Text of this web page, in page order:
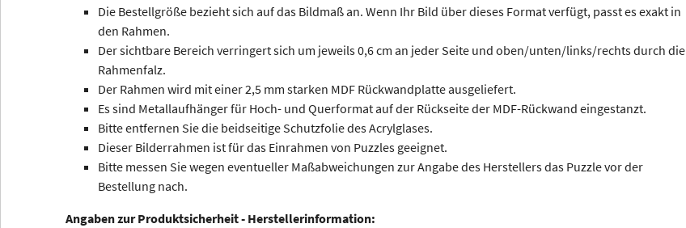
Die Bestellgröße bezieht sich auf das Bildmaß an. Wenn Ihr Bild über dieses Format verfügt, passt es exakt in
den Rahmen.
Der sichtbare Bereich verringert sich um jeweils 0,6 cm an jeder Seite und oben/unten/links/rechts durch die
Rahmenfalz.
Der Rahmen wird mit einer 2,5 mm starken MDF Rückwandplatte ausgeliefert.
Es sind Metallaufhänger für Hoch- und Querformat auf der Rückseite der MDF-Rückwand eingestanzt.
Bitte entfernen Sie die beidseitige Schutzfolie des Acrylglases.
Dieser Bilderrahmen ist für das Einrahmen von Puzzles geeignet.
Bitte messen Sie wegen eventueller Maßabweichungen zur Angabe des Herstellers das Puzzle vor der
Bestellung nach.
Angaben zur Produktsicherheit - Herstellerinformation: